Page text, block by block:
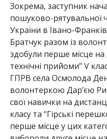
Зокрема, заступник
пошуково-рятувальної
України в Івано-
Братчук разом із
здобули перше місце на
технічні прийоми” V
ГПРВ села Осмолода
волонтеркою Дар’єю
свої навички на
класу та “Гірські
перше місце у цих